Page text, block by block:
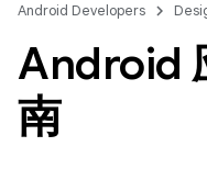
Android Developers
Android
南